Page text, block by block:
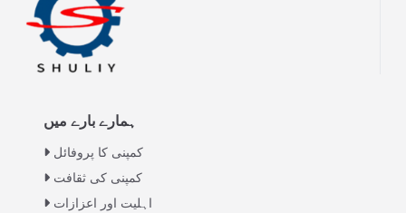
ہمارے بارے میں
کمپنی کا پروفائل
کمپنی کی ثقافت
اہلیت اور اعزازات